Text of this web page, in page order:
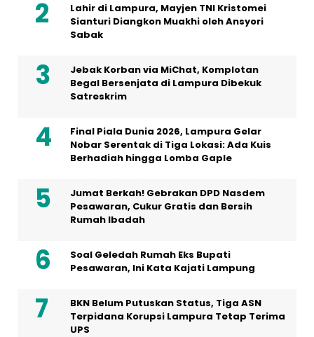
Lahir di Lampura, Mayjen TNI Kristomei
Sianturi Diangkon Muakhi oleh Ansyori
Sabak
Jebak Korban via MiChat, Komplotan
Begal Bersenjata di Lampura Dibekuk
Satreskrim
Final Piala Dunia 2026, Lampura Gelar
Nobar Serentak di Tiga Lokasi: Ada Kuis
Berhadiah hingga Lomba Gaple
Jumat Berkah! Gebrakan DPD Nasdem
Pesawaran, Cukur Gratis dan Bersih
Rumah Ibadah
Soal Geledah Rumah Eks Bupati
Pesawaran, Ini Kata Kajati Lampung
BKN Belum Putuskan Status, Tiga ASN
Terpidana Korupsi Lampura Tetap Terima
UPS